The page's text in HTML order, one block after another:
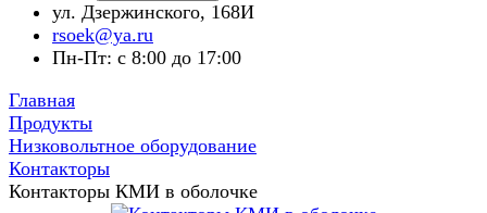
ул. Дзержинского, 168И
rsoek@ya.ru
Пн-Пт: с 8:00 до 17:00
Главная
Продукты
Низковольтное оборудование
Контакторы
Контакторы КМИ в оболочке